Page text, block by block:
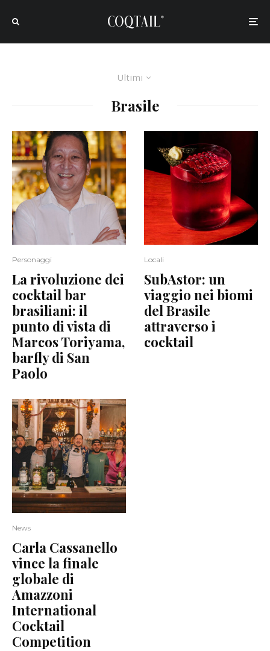
Ultimi
Brasile
Personaggi
La rivoluzione dei
cocktail bar
brasiliani: il
punto di vista di
Marcos Toriyama,
barfly di San
Paolo
News
Carla Cassanello
vince la finale
globale di
Amazzoni
International
Cocktail
Competition
Locali
SubAstor: un
viaggio nei biomi
del Brasile
attraverso i
cocktail